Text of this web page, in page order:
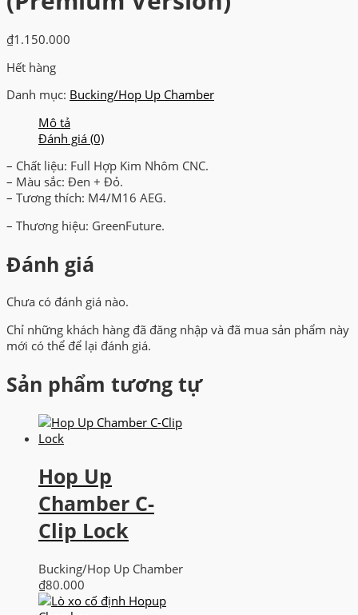
₫1.150.000
Hết hàng
Danh mục: Bucking/Hop Up Chamber
Mô tả
Đánh giá (0)
– Chất liệu: Full Hợp Kim Nhôm CNC.
– Màu sắc: Đen + Đỏ.
– Tương thích: M4/M16 AEG.
– Thương hiệu: GreenFuture.
Đánh giá
Chưa có đánh giá nào.
Chỉ những khách hàng đã đăng nhập và đã mua sản phẩm này
mới có thể để lại đánh giá.
Sản phẩm tương tự
Hop Up
Chamber C-
Clip Lock
Bucking/Hop Up Chamber
₫80.000